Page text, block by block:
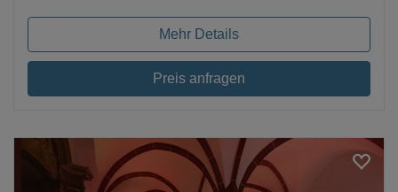
Mehr Details
Preis anfragen